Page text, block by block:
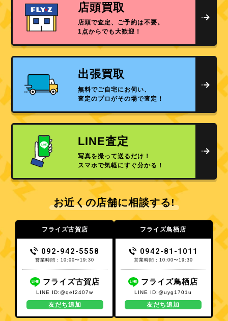
店頭買取
店頭で査定、ご予約は不要。
1点からでも大歓迎！
出張買取
無料でご自宅にお伺い、
査定のプロがその場で査定！
LINE査定
写真を撮って送るだけ！
スマホで気軽にすぐ分かる！
お近くの店舗に相談する!
フライズ古賀店
092-942-5558
営業時間：10:00〜19:30
フライズ古賀店
LINE ID:@qef2407w
友だち追加
フライズ鳥栖店
0942-81-1011
営業時間：10:00〜19:30
フライズ鳥栖店
LINE ID:@uyg1701u
友だち追加